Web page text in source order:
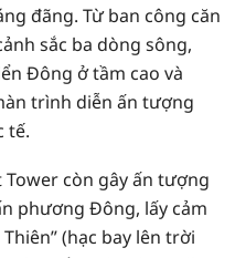
đãng. Từ ban công căn
sắc ba dòng sông,
Đông ở tầm cao và
trình diễn ấn tượng
tế.
Tower còn gây ấn tượng
phương Đông, lấy cảm
(hạc bay lên trời